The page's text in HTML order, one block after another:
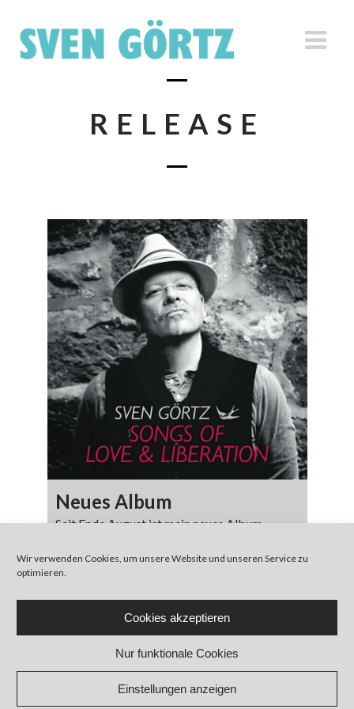
Wir verwenden Cookies, um unsere Website und unseren Service zu
optimieren.
Cookies akzeptieren
Nur funktionale Cookies
Einstellungen anzeigen
RELEASE
Neues Album
Seit Ende August ist mein neues Album
auf dem Markt. Unter